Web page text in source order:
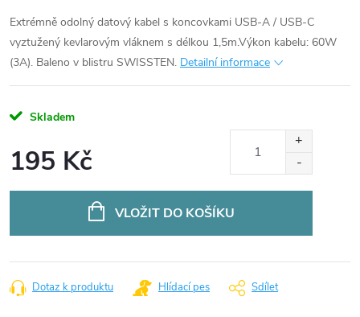
Extrémně odolný datový kabel s koncovkami USB-A / USB-C
vyztužený kevlarovým vláknem s délkou 1,5m.Výkon kabelu: 60W
(3A). Baleno v blistru SWISSTEN. Detailní informace
Skladem
195 Kč
VLOŽIT DO KOŠÍKU
Dotaz k produktu Hlídací pes Sdílet